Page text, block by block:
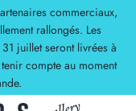
commerciaux,
rallongés. Les
juillet seront livrées à
compte au moment